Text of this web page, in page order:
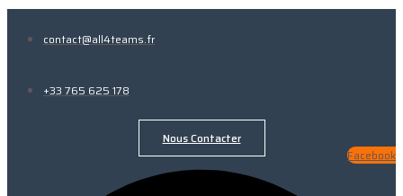
contact@all4teams.fr
+33 765 625 178
Nous Contacter
Facebook